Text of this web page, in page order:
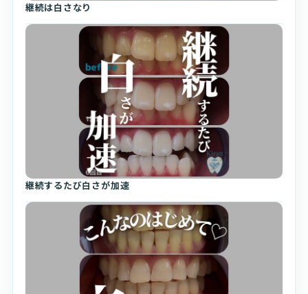
継続は白さなり
継続するたび白さが加速